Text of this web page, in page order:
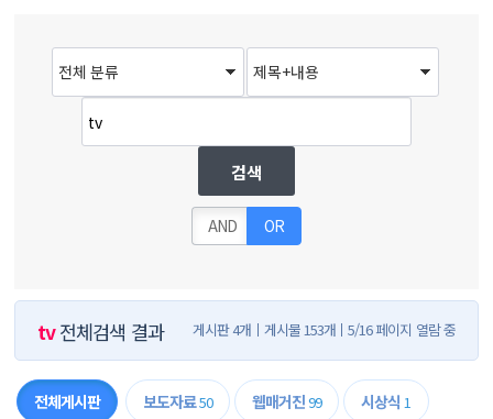
검색
AND OR
tv전체검색 결과 게시판 4개 게시물 153개 5/16 페이지 열람 중
전체게시판 보도자료50 웹매거진99 시상식 1